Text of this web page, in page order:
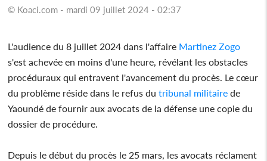
© Koaci.com - mardi 09 juillet 2024 - 02:37
L'audience du 8 juillet 2024 dans l'affaire Martinez Zogo
s'est achevée en moins d'une heure, révélant les obstacles
procéduraux qui entravent l'avancement du procès. Le cœur
du problème réside dans le refus du tribunal militaire de
Yaoundé de fournir aux avocats de la défense une copie du
dossier de procédure.
Depuis le début du procès le 25 mars, les avocats réclament